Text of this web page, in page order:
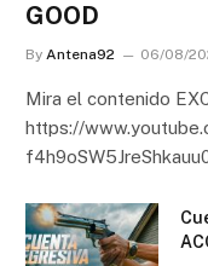
GOOD
By Antena92 06/08/
Mira el contenido
https://